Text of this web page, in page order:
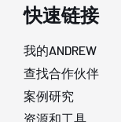
快速链接
我的ANDREW
查找合作伙伴
案例研究
资源和工具